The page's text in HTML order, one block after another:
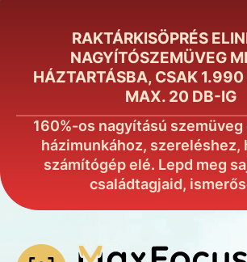
RAKTÁRKISÖPRÉS
NAGYÍTÓSZEMÜVEG
HÁZTARTÁSBA, CSAK 1.990
MAX. 20 DB-IG
160%-os nagyítású szemüveg
házimunkához, szereléshez,
számítógép elé. Lepd meg
családtagjaid,